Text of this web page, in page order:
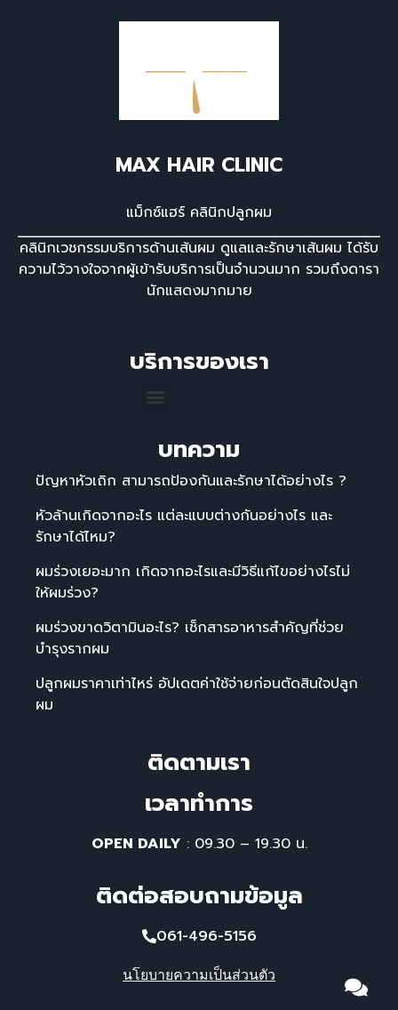
MAX HAIR CLINIC
แม็กซ์แฮร์ คลินิกปลูกผม
คลินิกเวชกรรมบริการด้านเส้นผม ดูแลและรักษาเส้นผม ได้รับ
ความไว้วางใจจากผู้เข้ารับบริการเป็นจํานวนมาก รวมถึงดารา
นักแสดงมากมาย
บริการของเรา
บทความ
ปัญหาหัวเถิก สามารถป้องกันและรักษาได้อย่างไร ?
หัวล้านเกิดจากอะไร แต่ละแบบต่างกันอย่างไร และ
รักษาได้ไหม?
ผมร่วงเยอะมาก เกิดจากอะไรและมีวิธีแก้ไขอย่างไรไม่
ให้ผมร่วง?
ผมร่วงขาดวิตามินอะไร? เช็กสารอาหารสำคัญที่ช่วย
บำรุงรากผม
ปลูกผมราคาเท่าไหร่ อัปเดตค่าใช้จ่ายก่อนตัดสินใจปลูก
ผม
ติดตามเรา
เวลาทําการ
OPEN DAILY : 09.30 – 19.30 น.
ติดต่อสอบถามข้อมูล
061-496-5156
นโยบายความเป็นส่วนตัว